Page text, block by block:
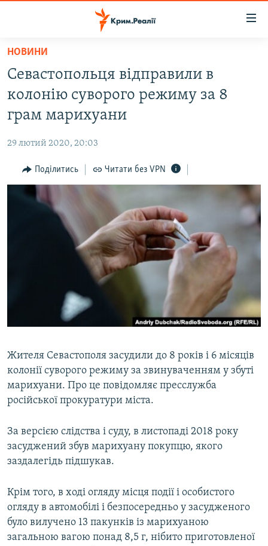
Перейти
основного
матеріалу
до
основної
Перейти
до
пошуку
ВІДЕО ТА ФОТО
БЛОГИ
ПОГЛЯД
ІНТЕРВ'Ю
ВСЕ ЗА ДЕНЬ
СПЕЦПРОЕКТИ
ВІДЕОУРОКИ «ELIFBE»
СВІДЧЕННЯ ОКУПАЦІЇ
УКРАЇНСЬКА ПРОБЛЕМА КРИМУ
ЯК ОБІЙТИ БЛОКУВАННЯ
Усі сайти RFE/RL
НОВИНИ
Севастопольця відправили в
колонію суворого режиму за 8
грам марихуани
29 лютий 2020, 20:03
Поділитись Читати без VPN
Жителя Севастополя засудили до 8 років і 6 місяців
колонії суворого режиму за звинуваченням у збуті
марихуани. Про це повідомляє пресслужба
російської прокуратури міста.
За версією слідства і суду, в листопаді 2018 року
засуджений збув марихуану покупцю, якого
заздалегідь підшукав.
Крім того, в ході огляду місця події і особистого
огляду в автомобілі і безпосередньо у засудженого
було вилучено 13 пакунків із марихуаною
загальною вагою понад 8,5 г, нібито приготовленої